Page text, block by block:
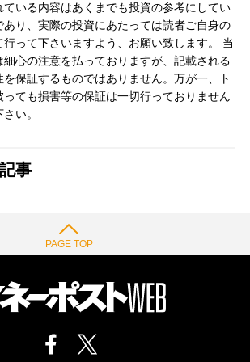
ている内容はあくまでも投資の参考にしてい
あり、実際の投資にあたっては読者ご自身の
って下さいますよう、お願い致します。 当
心の注意を払っておりますが、記載される
保証するものではありません。万が一、ト
っても損害等の保証は一切行っておりません
い。
事
PAGE TOP